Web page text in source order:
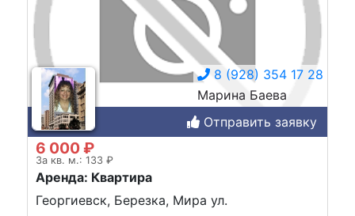
8 (928) 354 17 28
Марина Баева
Отправить заявку
6 000 ₽
За кв. м.: 133 ₽
Аренда: Квартира
Георгиевск, Березка, Мира ул.